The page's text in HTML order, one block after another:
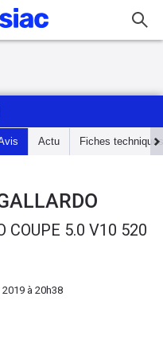
Actu Fiches techniques
COUPE 5.0 V10 520
à 20h38